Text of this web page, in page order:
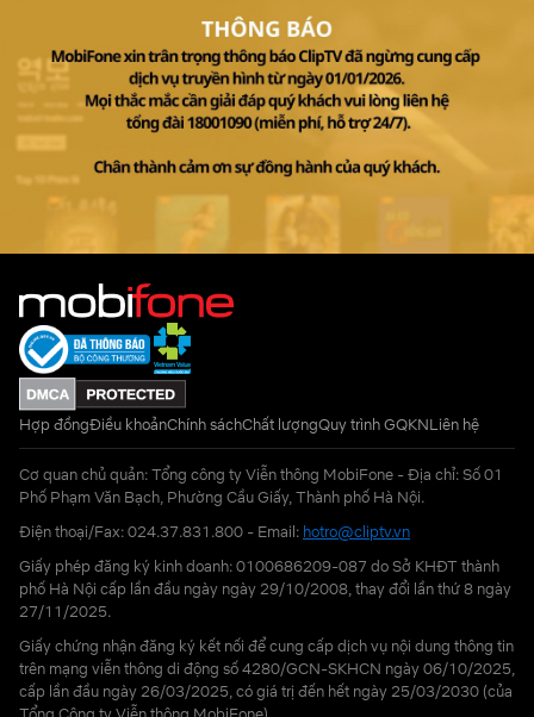
Hợp đồngĐiều khoảnChính sáchChất lượngQuy trình GQKNLiên hệ
Cơ quan chủ quản: Tổng công ty Viễn thông MobiFone - Địa chỉ: Số 01
Phố Phạm Văn Bạch, Phường Cầu Giấy, Thành phố Hà Nội.
Điện thoại/Fax: 024.37.831.800 - Email: hotro@cliptv.vn
Giấy phép đăng ký kinh doanh: 0100686209-087 do Sở KHĐT thành
phố Hà Nội cấp lần đầu ngày ngày 29/10/2008, thay đổi lần thứ 8 ngày
27/11/2025.
Giấy chứng nhận đăng ký kết nối để cung cấp dịch vụ nội dung thông tin
trên mạng viễn thông di động số 4280/GCN-SKHCN ngày 06/10/2025,
cấp lần đầu ngày 26/03/2025, có giá trị đến hết ngày 25/03/2030 (của